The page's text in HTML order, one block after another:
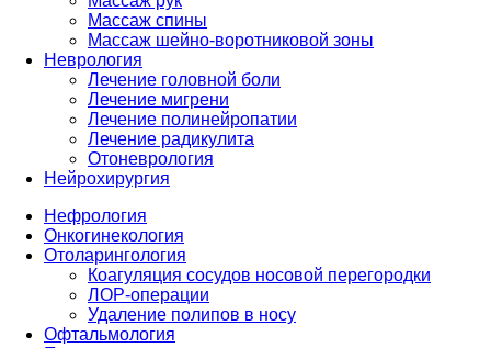
Массаж спины
Массаж шейно-воротниковой зоны
Неврология
Лечение головной боли
Лечение мигрени
Лечение полинейропатии
Лечение радикулита
Отоневрология
Нейрохирургия
Нефрология
Онкогинекология
Отоларингология
Коагуляция сосудов носовой перегородки
ЛОР-операции
Удаление полипов в носу
Офтальмология